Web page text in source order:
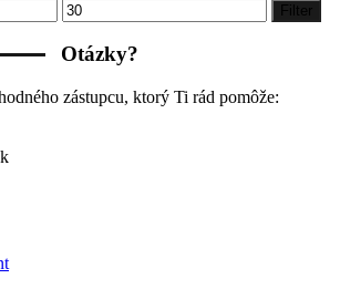
Maximálna
cena
Filter
Otázky?
zástupcu, ktorý Ti rád pomôže: